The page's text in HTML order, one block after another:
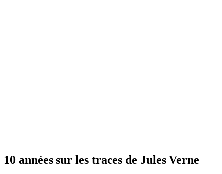
10 années sur les traces de Jules Verne